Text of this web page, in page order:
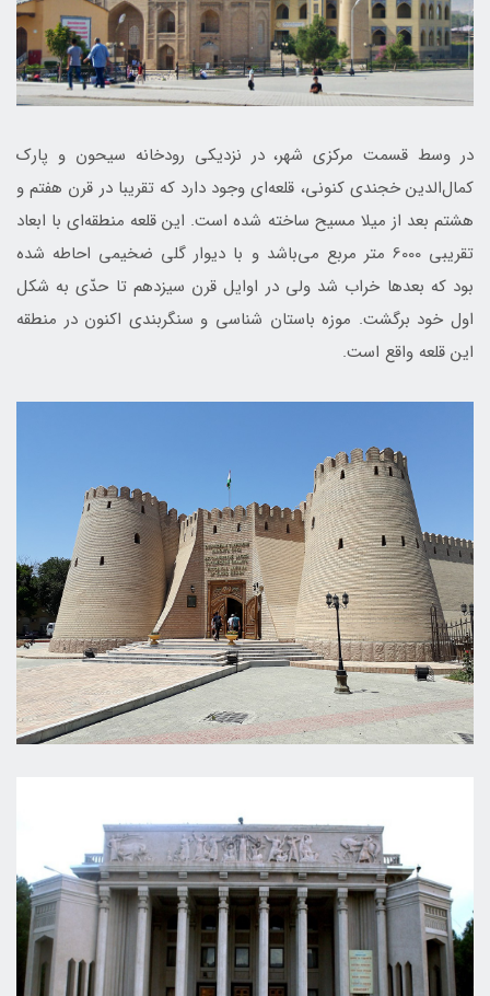
در وسط قسمت مركزی شهر، در نزديكی رودخانه سيحون و پارك
كمال‌الدين خجندی كنونی، قلعه‌ای وجود دارد كه تقريبا در قرن هفتم و
هشتم بعد از ميلا مسيح ساخته شده است. اين قلعه منطقه‌ای با ابعاد
تقريبی 6000 متر مربع می‌باشد و با ديوار گلی ضخيمی احاطه شده
بود كه بعدها خراب شد ولی در اوايل قرن سيزدهم تا حدّی به شكل
اول خود برگشت. موزه باستان شناسی و سنگربندی اكنون در منطقه‌
اين قلعه واقع است.